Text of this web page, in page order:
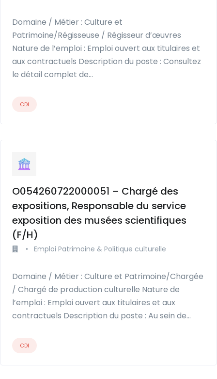
Domaine / Métier : Culture et
Patrimoine/Régisseuse / Régisseur d’œuvres
Nature de l’emploi : Emploi ouvert aux titulaires et
aux contractuels Description du poste : Consultez
le détail complet de…
CDI
O054260722000051 – Chargé des
expositions, Responsable du service
exposition des musées scientifiques
(F/H)
• Emploi Patrimoine & Politique culturelle
Domaine / Métier : Culture et Patrimoine/Chargée
/ Chargé de production culturelle Nature de
l’emploi : Emploi ouvert aux titulaires et aux
contractuels Description du poste : Au sein de…
CDI